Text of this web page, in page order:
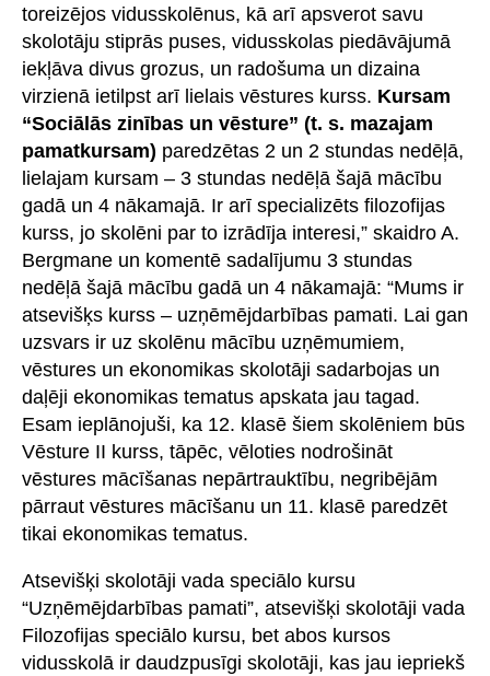
toreizējos vidusskolēnus, kā arī apsverot savu
skolotāju stiprās puses, vidusskolas piedāvājumā
iekļāva divus grozus, un radošuma un dizaina
virzienā ietilpst arī lielais vēstures kurss. Kursam
“Sociālās zinības un vēsture” (t. s. mazajam
pamatkursam) paredzētas 2 un 2 stundas nedēļā,
lielajam kursam – 3 stundas nedēļā šajā mācību
gadā un 4 nākamajā. Ir arī specializēts filozofijas
kurss, jo skolēni par to izrādīja interesi,” skaidro A.
Bergmane un komentē sadalījumu 3 stundas
nedēļā šajā mācību gadā un 4 nākamajā: “Mums ir
atsevišķs kurss – uzņēmējdarbības pamati. Lai gan
uzsvars ir uz skolēnu mācību uzņēmumiem,
vēstures un ekonomikas skolotāji sadarbojas un
daļēji ekonomikas tematus apskata jau tagad.
Esam ieplānojuši, ka 12. klasē šiem skolēniem būs
Vēsture II kurss, tāpēc, vēloties nodrošināt
vēstures mācīšanas nepārtrauktību, negribējām
pārraut vēstures mācīšanu un 11. klasē paredzēt
tikai ekonomikas tematus.
Atsevišķi skolotāji vada speciālo kursu
“Uzņēmējdarbības pamati”, atsevišķi skolotāji vada
Filozofijas speciālo kursu, bet abos kursos
vidusskolā ir daudzpusīgi skolotāji, kas jau iepriekš